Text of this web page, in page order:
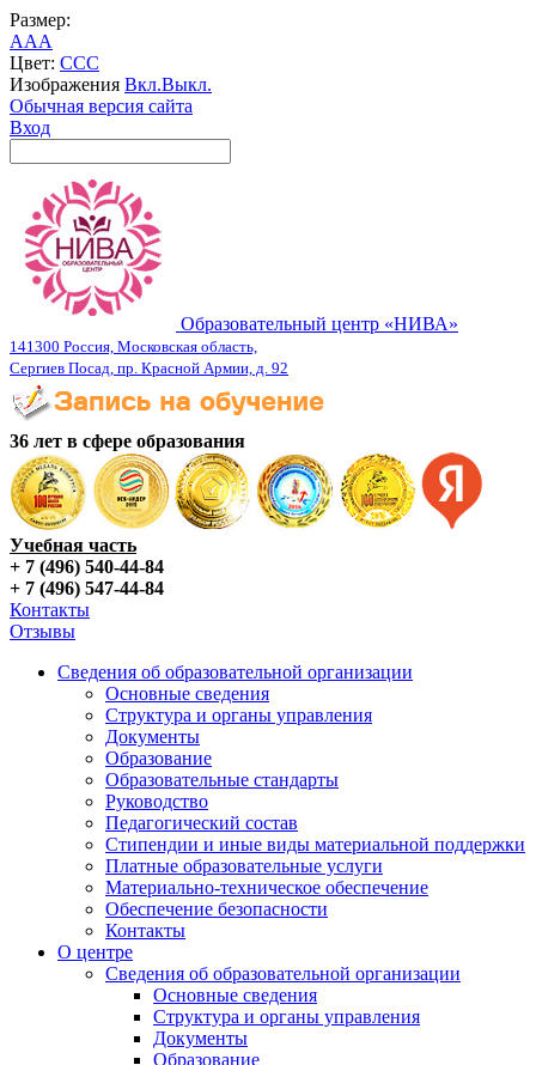
Размер:
AAA
Цвет: CCC
Изображения Вкл.Выкл.
Обычная версия сайта
Вход
Образовательный центр «НИВА»
141300 Россия, Московская область,
Сергиев Посад, пр. Красной Армии, д. 92
36 лет в сфере образования
Учебная часть
+ 7 (496) 540-44-84
+ 7 (496) 547-44-84
Контакты
Отзывы
Сведения об образовательной организации
Основные сведения
Структура и органы управления
Документы
Образование
Образовательные стандарты
Руководство
Педагогический состав
Стипендии и иные виды материальной поддержки
Платные образовательные услуги
Материально-техническое обеспечение
Обеспечение безопасности
Контакты
О центре
Сведения об образовательной организации
Основные сведения
Структура и органы управления
Документы
Образование